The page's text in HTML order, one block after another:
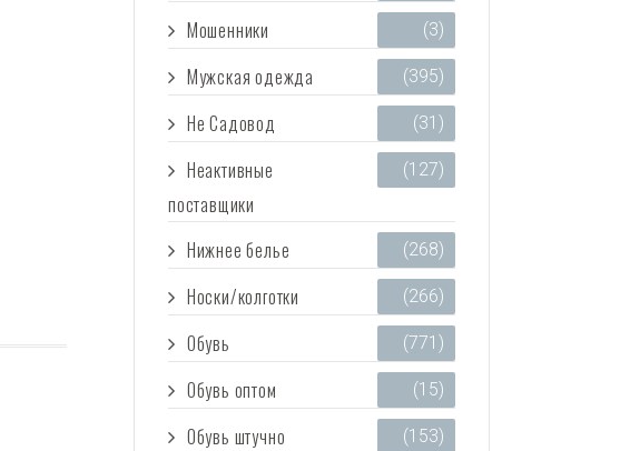
Мошенники (3)
Мужская одежда (395)
Не Садовод (31)
Неактивные
поставщики
(127)
Нижнее белье (268)
Носки/колготки (266)
Обувь (771)
Обувь оптом (15)
Обувь штучно (153)